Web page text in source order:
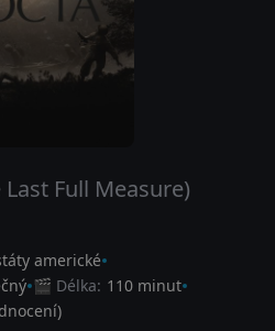
Last Full Measure)
americké
🎬 Délka: 110 minut